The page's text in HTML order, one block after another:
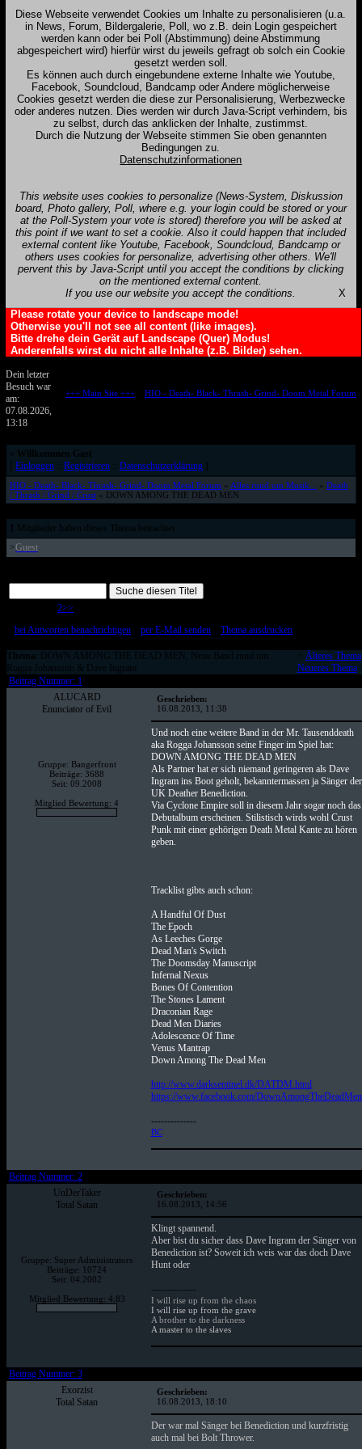
Diese Webseite verwendet Cookies um Inhalte zu personalisieren (u.a.
in News, Forum, Bildergalerie, Poll, wo z.B. dein Login gespeichert
werden kann oder bei Poll (Abstimmung) deine Abstimmung
abgespeichert wird) hierfür wirst du jeweils gefragt ob solch ein Cookie
gesetzt werden soll.
Es können auch durch eingebundene externe Inhalte wie Youtube,
Facebook, Soundcloud, Bandcamp oder Andere möglicherweise
Cookies gesetzt werden die diese zur Personalisierung, Werbezwecke
oder anderes nutzen. Dies werden wir durch Java-Script verhindern, bis
zu selbst, durch das anklicken der Inhalte, zustimmst.
Durch die Nutzung der Webseite stimmen Sie oben genannten
Bedingungen zu.
Datenschutzinformationen
This website uses cookies to personalize (News-System, Diskussion
board, Photo gallery, Poll, where e.g. your login could be stored or your
at the Poll-System your vote is stored) therefore you will be asked at
this point if we want to set a cookie. Also it could happen that included
external content like Youtube, Facebook, Soundcloud, Bandcamp or
others uses cookies for personalize, advertising other others. We'll
pervent this by Java-Script until you accept the conditions by clicking
on the mentioned external content.
If you use our website you accept the conditions.
X
Please rotate your device to landscape mode!
Otherwise you'll not see all content (like images).
Bitte drehe dein Gerät auf Landscape (Quer) Modus!
Anderenfalls wirst du nicht alle Inhalte (z.B. Bilder) sehen.
Dein letzter
Besuch war
am:
07.08.2026,
13:18
+++ Main Site +++:: HIO - Death- Black- Thrash- Grind- Doom Metal Forum
» Willkommen Gast
Einloggen:: Registrieren:: Datenschutzerklärung]
HIO - Death- Black- Thrash- Grind- Doom Metal Forum » Alles rund um Musik... » Death
/ Thrash / Grind / Crust» DOWN AMONG THE DEAD MEN
Mitglieder haben dieses Thema betrachtet
>Guest
2>>
bei Antworten benachrichtigen:: per E-Mail senden:: Thema ausdrucken]
Thema : DOWN AMONG THE DEAD MEN, Neue Band rund um
Rogga Johansson & Dave Ingram
Älteres Thema
Neueres Thema
Beitrag Nummer: 1
ALUCARD
Enunciator of Evil
Gruppe: Bangerfront
Beiträge: 3688
Seit: 09.2008
Mitglied Bewertung: 4
Geschrieben:
16.08.2013, 11:38
Und noch eine weitere Band in der Mr. Tausenddeath
aka Rogga Johansson seine Finger im Spiel hat:
DOWN AMONG THE DEAD MEN
Als Partner hat er sich niemand geringeren als Dave
Ingram ins Boot geholt, bekanntermassen ja Sänger der
UK Deather Benediction.
Via Cyclone Empire soll in diesem Jahr sogar noch das
Debutalbum erscheinen. Stilistisch wirds wohl Crust
Punk mit einer gehörigen Death Metal Kante zu hören
geben.
Tracklist gibts auch schon:
A Handful Of Dust
The Epoch
As Leeches Gorge
Dead Man's Switch
The Doomsday Manuscript
Infernal Nexus
Bones Of Contention
The Stones Lament
Draconian Rage
Dead Men Diaries
Adolescence Of Time
Venus Mantrap
Down Among The Dead Men
http://www.darksentinel.dk/DATDM.html
https://www.facebook.com/DownAmongTheDeadMen
--------------
BC
Beitrag Nummer: 2
UnDerTaker
Total Satan
Gruppe: Super Administrators
Beiträge: 10724
Seit: 04.2002
Mitglied Bewertung: 4.83
Geschrieben:
16.08.2013, 14:56
Klingt spannend.
Aber bist du sicher dass Dave Ingram der Sänger von
Benediction ist? Soweit ich weis war das doch Dave
Hunt oder
--------------
I will rise up from the chaos
I will rise up from the grave
A brother to the darkness
A master to the slaves
Beitrag Nummer: 3
Exorzist
Total Satan
Geschrieben:
16.08.2013, 18:10
Der war mal Sänger bei Benediction und kurzfristig
auch mal bei Bolt Thrower.